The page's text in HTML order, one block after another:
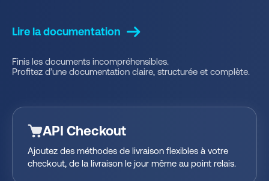
Lire la documentation
Finis les documents incompréhensibles.
Profitez d’une documentation claire, structurée et complète.
API Checkout
Ajoutez des méthodes de livraison flexibles à votre
checkout, de la livraison le jour même au point relais.